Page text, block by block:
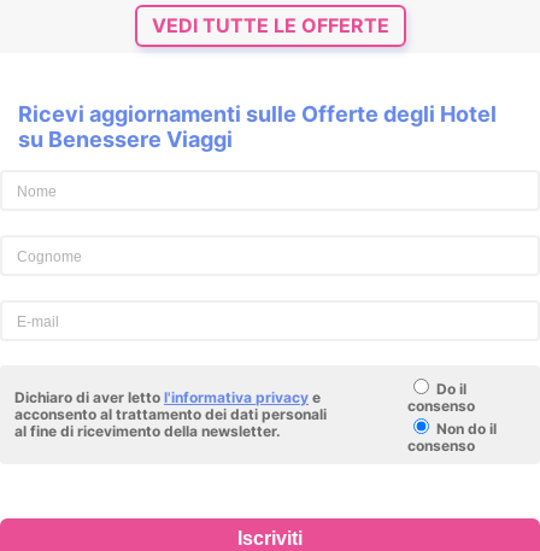
VEDI TUTTE LE OFFERTE
Ricevi aggiornamenti sulle Offerte degli Hotel
su Benessere Viaggi
Dichiaro di aver letto l'informativa privacy e
acconsento al trattamento dei dati personali
al fine di ricevimento della newsletter.
Do il
consenso
Non do il
consenso
Iscriviti